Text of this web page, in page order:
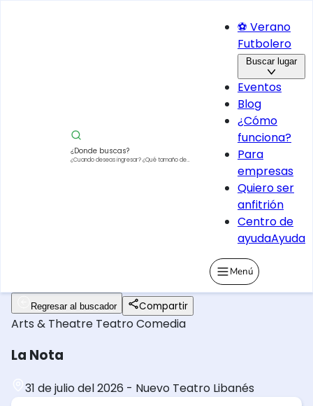
¿Donde buscas?
¿Cuando deseas ingresar?¿Qué tamaño de
⚽ Verano
Futbolero
Buscar lugar
Eventos
Blog
¿Cómo
funciona?
Para
empresas
Quiero ser
anfitrión
Centro de
ayudaAyuda
Menú
Regresar al buscador Compartir
Arts & Theatre TeatroComedia
La Nota
31 de julio del 2026 - Nuevo Teatro Libanés